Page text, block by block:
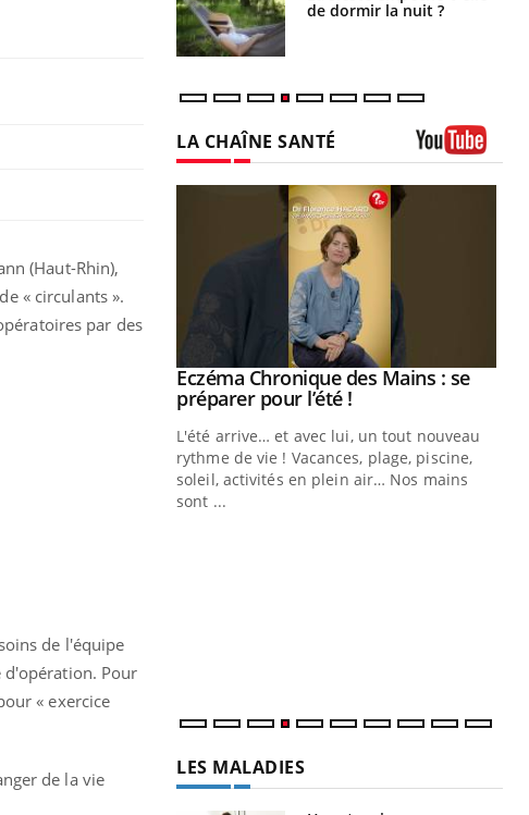
(Haut-Rhin),
« circulants ».
par des
de l'équipe
d'opération. Pour
« exercice
de la vie
de dormir la nuit ?
LA CHAÎNE SANTÉ
Youtube
Eczéma Chronique des Mains : se
préparer pour l’été !Youtube
L'été arrive… et avec lui, un tout nouveau
rythme de vie ! Vacances, plage, piscine,
soleil, activités en plein air… Nos mains
sont ...
LES MALADIES